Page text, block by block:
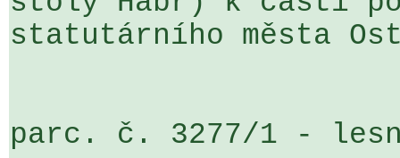
statutárního města
parc. č. 3277/1 -